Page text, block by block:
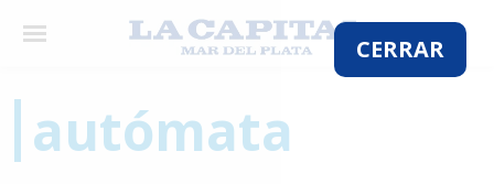
CERRAR
×
autómata